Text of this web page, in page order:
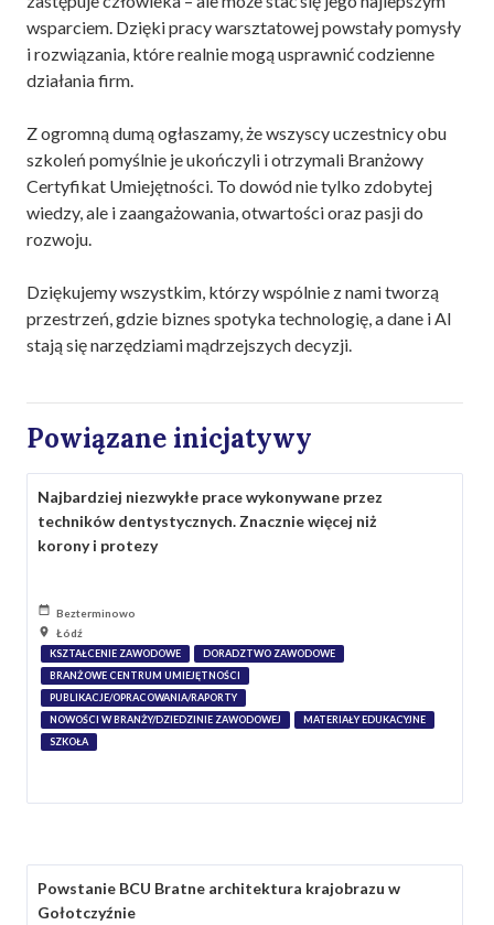
wsparciem. Dzięki pracy warsztatowej powstały pomysły
i rozwiązania, które realnie mogą usprawnić codzienne
działania firm.
Z ogromną dumą ogłaszamy, że wszyscy uczestnicy obu
szkoleń pomyślnie je ukończyli i otrzymali Branżowy
Certyfikat Umiejętności. To dowód nie tylko zdobytej
wiedzy, ale i zaangażowania, otwartości oraz pasji do
rozwoju.
Dziękujemy wszystkim, którzy wspólnie z nami tworzą
przestrzeń, gdzie biznes spotyka technologię, a dane i AI
stają się narzędziami mądrzejszych decyzji.
Powiązane inicjatywy
Najbardziej niezwykłe prace wykonywane przez
techników dentystycznych. Znacznie więcej niż
korony i protezy
Bezterminowo
Łódź
KSZTAŁCENIE ZAWODOWE
DORADZTWO ZAWODOWE
BRANŻOWE CENTRUM UMIEJĘTNOŚCI
PUBLIKACJE/OPRACOWANIA/RAPORTY
NOWOŚCI W BRANŻY/DZIEDZINIE ZAWODOWEJ
MATERIAŁY EDUKACYJNE
SZKOŁA
Powstanie BCU Bratne architektura krajobrazu w
Gołotczyźnie